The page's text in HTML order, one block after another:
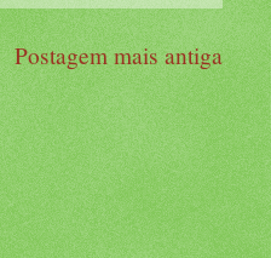
Postagem mais antiga